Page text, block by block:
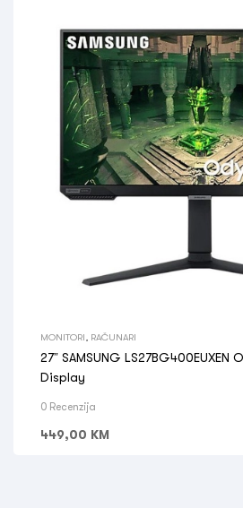
MONITORI RAČUNARI
27” SAMSUNG
Display
0 Recenzija
449,00 KM